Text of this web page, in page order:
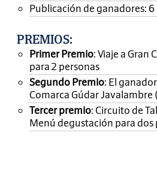
Publicación de ganadores:
PREMIOS:
Primer Premio: Viaje a Gran
para 2 personas
Segundo Premio: El
Comarca Gúdar Javalambre
Tercer premio: Circuito de
Menú degustación para dos